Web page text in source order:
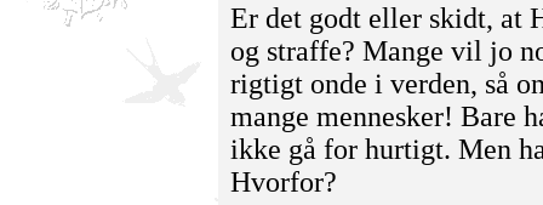
Er det godt eller skidt, at
og straffe? Mange vil jo
rigtigt onde i verden, så
mange men­ne­sker! Bare
ikke gå for hurtigt. Men
Hvorfor?